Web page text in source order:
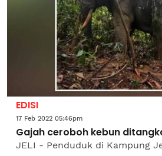
EDISI
17 Feb 2022 05:46pm
Gajah ceroboh kebun
JELI - Penduduk di Kampung